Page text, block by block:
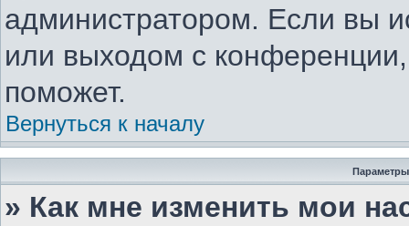
администратором. Если вы
или выходом с
поможет.
Вернуться к началу
Параметры
» Как мне изменить мои